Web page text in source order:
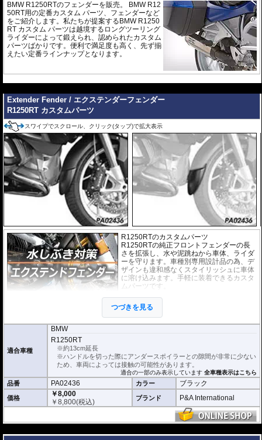
BMW R1250RTのフェンダーを販売。 BMW R12
50RT用の定番カスタム パーツ、フェンダーなど
をご紹介します。私たちが提案するBMW R1250
RT カスタム パーツは越境するロングツーリング
ライダーによって鍛えられ、認められたカスタム
パーツばかりです。便利で満足度も高く、先ず揃
えたい定番ラインナップとなります。
Extender Fender / エクステンダーフェンダー
R1250RT カスタムパーツ
スワイプでスクロール、クリック(タップ)で拡大表示
R1250RTのカスタムパーツ
R1250RTの純正フロントフェンダーの長
さを拡張し、水や泥跳ねから車体、ライダ
ーを守ります。車種別専用設計品の為、デ
ザインも違和感なくスタイリッシュに車体
に溶け込みます。手軽に装着できるカスタ
ムパーツです。
取付は付属の強力粘着シートを使い、簡単
に行えます。通常使用での脱落は心配あり
ませんが、取付作業の不備(洗浄、脱脂不十
分)等においてはこの限りではありません。ビスまたはトリムクリップが付属し
ているパッケージについてはこれらの使用を強く推奨いたします。使用されて
いない場合の脱落による保証は致しかねます。
どのような効果があるパーツですか？
R1250RTの純正フロントフェンダーの長さを拡張し、水や泥跳ねから車体、ラ
イダーを強力に守ります。
※写真はイメージです。車種により、フェンダーのデザインは多少異なりま
す。
つづきを見る
適合車種
BMW
R1250RT
※約13cm延長
※ハンドルを切った際にアンダースポイラーとの隙間が非常に少ない
ため、車両によっては接触の可能性があります。
適合の一部のみ表示しています全車種表示はこちら
品番 PA02436 カラー ブラック
価格
￥8,000
￥8,800(税込) ブランド P&A International